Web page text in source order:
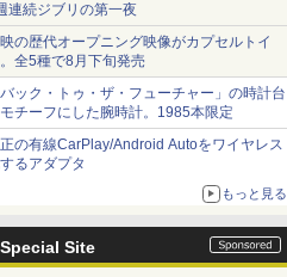
連続ジブリの第一夜
の歴代オープニング映像がカプセルトイ
全5種で8月下旬発売
バック・トゥ・ザ・フューチャー」の時計台
チーフにした腕時計。1985本限定
の有線CarPlay/Android Autoをワイヤレス
るアダプタ
もっと見る
Special Site